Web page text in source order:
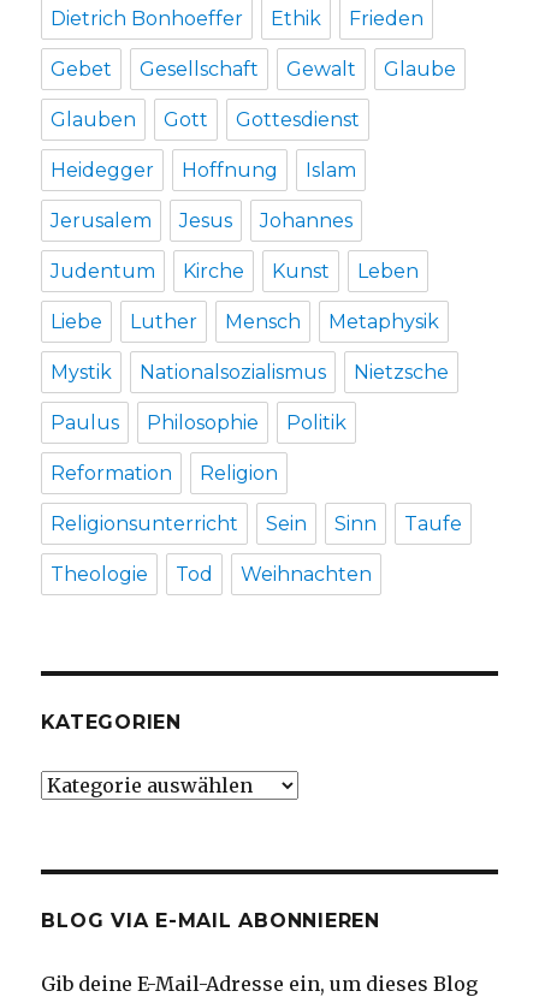
Dietrich Bonhoeffer Ethik Frieden
Gebet Gesellschaft Gewalt Glaube
Glauben Gott Gottesdienst
Heidegger Hoffnung Islam
Jerusalem Jesus Johannes
Judentum Kirche Kunst Leben
Liebe Luther Mensch Metaphysik
Mystik Nationalsozialismus Nietzsche
Paulus Philosophie Politik
Reformation Religion
Religionsunterricht Sein Sinn Taufe
Theologie Tod Weihnachten
KATEGORIEN
Kategorien
BLOG VIA E-MAIL ABONNIEREN
Gib deine E-Mail-Adresse ein, um dieses Blog